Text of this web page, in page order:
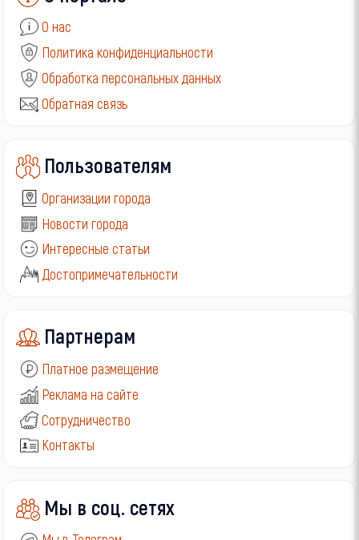
О нас
Политика конфиденциальности
Обработка персональных данных
Обратная связь
Пользователям
Организации города
Новости города
Интересные статьи
Достопримечательности
Партнерам
Платное размещение
Реклама на сайте
Сотрудничество
Контакты
Мы в соц. сетях